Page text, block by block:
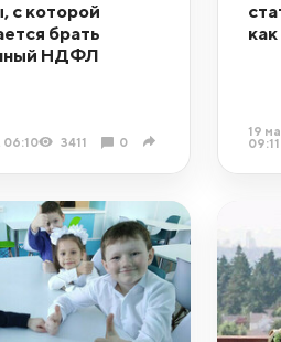
с которой
брать
НДФЛ
06:10 3411 0
19
09:11